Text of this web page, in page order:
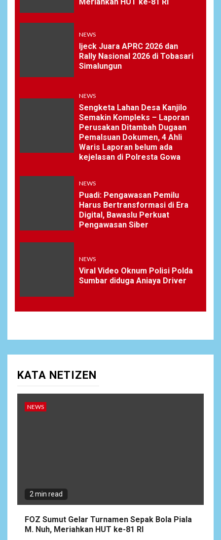
Meriahkan HUT ke-81 RI
NEWS
Ijeck Juara APRC 2026 dan
Rally Nasional 2026 di Tobasari
Simalungun
NEWS
Sengketa Lahan Desa Kanjilo
Semakin Kompleks – Laporan
Perusakan Ditambah Dugaan
Pemalsuan Dokumen, 4 Ahli
Waris Laporan belum ada
kejelasan di Polresta Gowa
NEWS
Puadi: Pengawasan Pemilu
Harus Bertransformasi di Era
Digital, Bawaslu Perkuat
Pengawasan Siber
NEWS
Viral Video Oknum Polisi Polda
Sumbar diduga Aniaya Driver
KATA NETIZEN
NEWS
2 min read
FOZ Sumut Gelar Turnamen Sepak Bola Piala
M. Nuh, Meriahkan HUT ke-81 RI